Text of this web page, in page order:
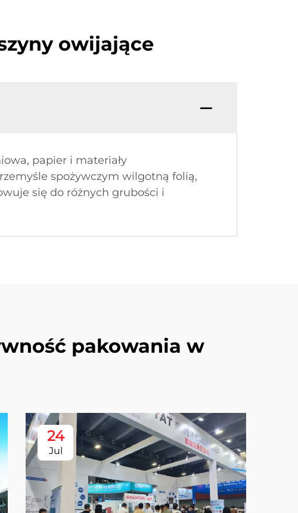
owijające
papier i materiały
spożywczym wilgotną folią,
się do różnych grubości i
pakowania w
24
Jul